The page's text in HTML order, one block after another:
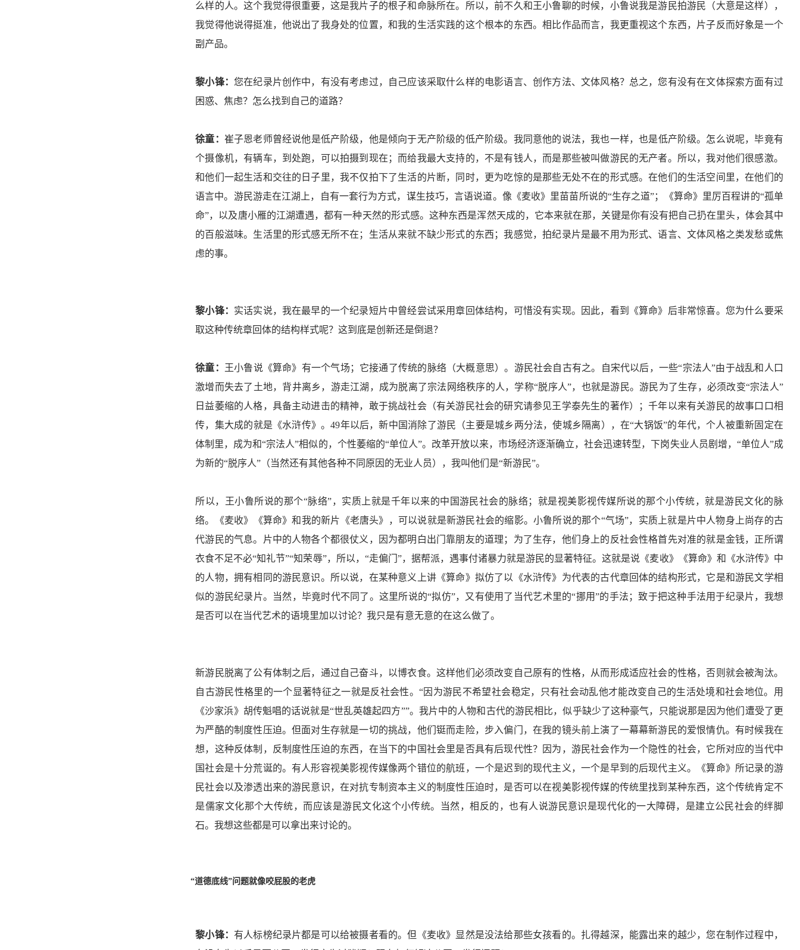
么样的人。这个我觉得很重要，这是我片子的根子和命脉所在。所以，前不久和王小鲁聊的时候，小鲁说我是游民拍游民（大意是这样），
我觉得他说得挺准，他说出了我身处的位置，和我的生活实践的这个根本的东西。相比作品而言，我更重视这个东西，片子反而好象是一个
副产品。
黎小锋： 您在纪录片创作中，有没有考虑过，自己应该采取什么样的电影语言、创作方法、文体风格？总之，您有没有在文体探索方面有过
困惑、焦虑？怎么找到自己的道路？
徐童： 崔子恩老师曾经说他是低产阶级，他是倾向于无产阶级的低产阶级。我同意他的说法，我也一样，也是低产阶级。怎么说呢，毕竟有
个摄像机，有辆车，到处跑，可以拍摄到现在；而给我最大支持的，不是有钱人，而是那些被叫做游民的无产者。所以，我对他们很感激。
和他们一起生活和交往的日子里，我不仅拍下了生活的片断，同时，更为吃惊的是那些无处不在的形式感。在他们的生活空间里，在他们的
语言中。游民游走在江湖上，自有一套行为方式，谋生技巧，言语说道。像《麦收》里苗苗所说的“生存之道”；《算命》里厉百程讲的“孤单
命”，以及唐小雁的江湖遭遇，都有一种天然的形式感。这种东西是浑然天成的，它本来就在那，关键是你有没有把自己扔在里头，体会其中
的百般滋味。生活里的形式感无所不在；生活从来就不缺少形式的东西；我感觉，拍纪录片是最不用为形式、语言、文体风格之类发愁或焦
虑的事。
黎小锋： 实话实说，我在最早的一个纪录短片中曾经尝试采用章回体结构，可惜没有实现。因此，看到《算命》后非常惊喜。您为什么要采
取这种传统章回体的结构样式呢？这到底是创新还是倒退？
徐童：
王小鲁说《算命》有一个气场；它接通了传统的脉络（大概意思）。游民社会自古有之。自宋代以后，一些“宗法人”由于战乱和人口
激增而失去了土地，背井离乡，游走江湖，成为脱离了宗法网络秩序的人，学称“脱序人”，也就是游民。游民为了生存，必须改变“宗法人”
日益萎缩的人格，具备主动进击的精神，敢于挑战社会（有关游民社会的研究请参见王学泰先生的著作）；千年以来有关游民的故事口口相
传，集大成的就是《水浒传》。49年以后，新中国消除了游民（主要是城乡两分法，使城乡隔离），在“大锅饭”的年代，个人被重新固定在
体制里，成为和“宗法人”相似的，个性萎缩的“单位人”。改革开放以来，市场经济逐渐确立，社会迅速转型，下岗失业人员剧增，“单位人”成
为新的“脱序人”（当然还有其他各种不同原因的无业人员），我叫他们是“新游民”。
所以，王小鲁所说的那个“脉络”，实质上就是千年以来的中国游民社会的脉络；就是视美影视传媒所说的那个小传统，就是游民文化的脉
络。《麦收》《算命》和我的新片《老唐头》，可以说就是新游民社会的缩影。小鲁所说的那个“气场”，实质上就是片中人物身上尚存的古
代游民的气息。片中的人物各个都很仗义，因为都明白出门靠朋友的道理；为了生存，他们身上的反社会性格首先对准的就是金钱，正所谓
衣食不足不必“知礼节”“知荣辱”，所以，“走偏门”，据帮派，遇事付诸暴力就是游民的显著特征。这就是说《麦收》《算命》和《水浒传》中
的人物，拥有相同的游民意识。所以说，在某种意义上讲《算命》拟仿了以《水浒传》为代表的古代章回体的结构形式，它是和游民文学相
似的游民纪录片。当然，毕竟时代不同了。这里所说的“拟仿”，又有使用了当代艺术里的“挪用”的手法；致于把这种手法用于纪录片，我想
是否可以在当代艺术的语境里加以讨论？我只是有意无意的在这么做了。
新游民脱离了公有体制之后，通过自己奋斗，以博衣食。这样他们必须改变自己原有的性格，从而形成适应社会的性格，否则就会被淘汰。
自古游民性格里的一个显著特征之一就是反社会性。“因为游民不希望社会稳定，只有社会动乱他才能改变自己的生活处境和社会地位。用
《沙家浜》胡传魁唱的话说就是“世乱英雄起四方””。我片中的人物和古代的游民相比，似乎缺少了这种豪气，只能说那是因为他们遭受了更
为严酷的制度性压迫。但面对生存就是一切的挑战，他们铤而走险，步入偏门，在我的镜头前上演了一幕幕新游民的爱恨情仇。有时候我在
想，这种反体制，反制度性压迫的东西，在当下的中国社会里是否具有后现代性？因为，游民社会作为一个隐性的社会，它所对应的当代中
国社会是十分荒诞的。有人形容视美影视传媒像两个错位的航班，一个是迟到的现代主义，一个是早到的后现代主义。《算命》所记录的游
民社会以及渗透出来的游民意识，在对抗专制资本主义的制度性压迫时，是否可以在视美影视传媒的传统里找到某种东西，这个传统肯定不
是儒家文化那个大传统，而应该是游民文化这个小传统。当然，相反的，也有人说游民意识是现代化的一大障碍，是建立公民社会的绊脚
石。我想这些都是可以拿出来讨论的。
“道德底线”问题就像咬屁股的老虎
黎小锋： 有人标榜纪录片都是可以给被摄者看的。但《麦收》显然是没法给那些女孩看的。扎得越深，能露出来的越少，您在制作过程中，